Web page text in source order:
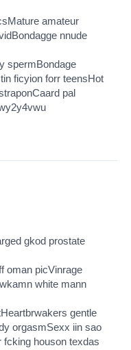
amateur
nnude
spermBondage
ficyion forr teensHot
pal
gkod prostate
oman picVinrage
white mann
gentle
orgasmSexx iin sao
fcking houson texdas